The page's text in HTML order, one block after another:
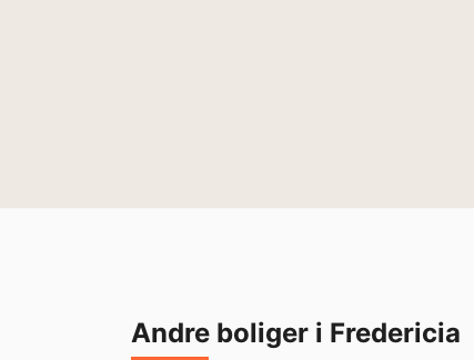
Andre boliger i Fredericia